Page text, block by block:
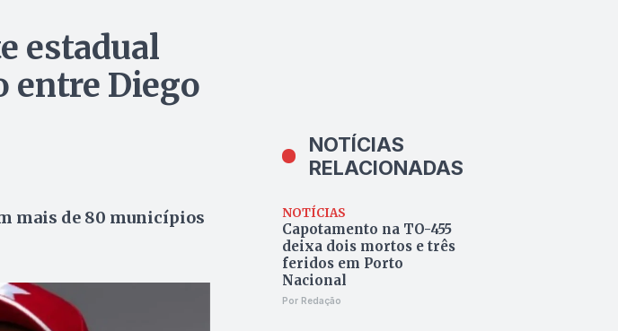
estadual
entre Diego
mais de 80 municípios
NOTÍCIAS
RELACIONADAS
NOTÍCIAS
Capotamento na TO-455
deixa dois mortos e três
feridos em Porto
Nacional
Por Redação